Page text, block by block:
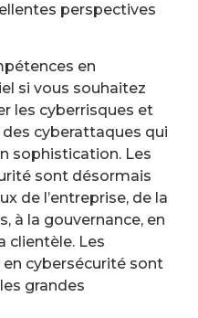
perspectives
en
si vous souhaitez
les cyberrisques et
cyberattaques qui
sophistication. Les
sont désormais
de l’entreprise, de la
à la gouvernance, en
clientèle. Les
cybersécurité sont
grandes